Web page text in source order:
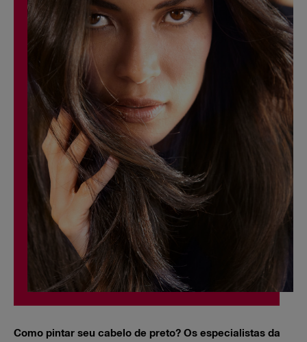
Como pintar seu cabelo de preto? Os especialistas da